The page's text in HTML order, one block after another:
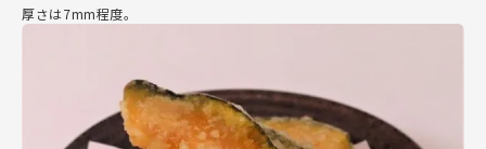
厚さは7mm程度。